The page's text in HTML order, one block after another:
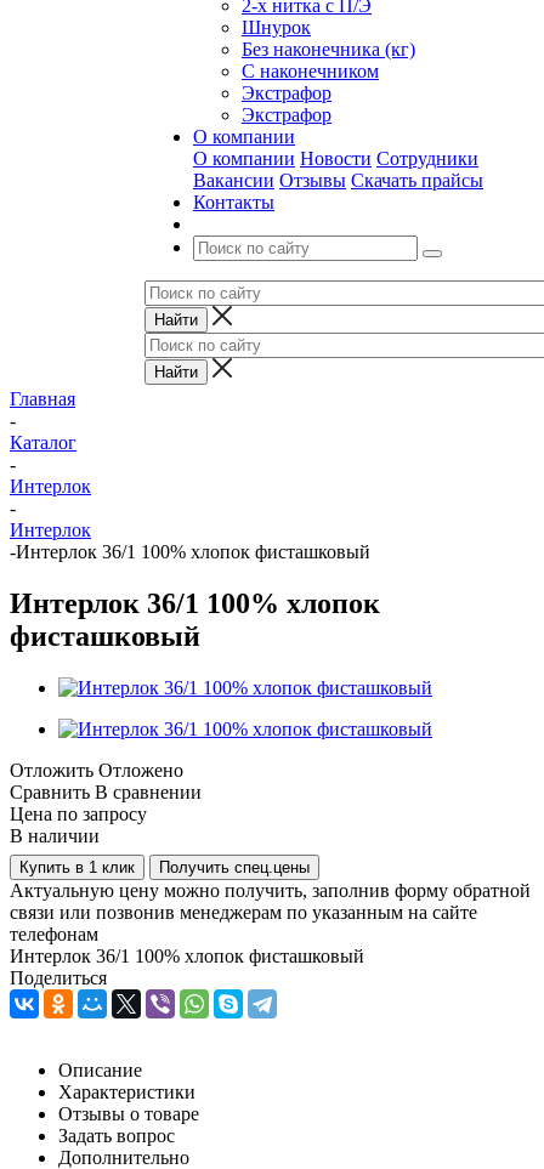
2-х нитка с П/Э
Шнурок
Без наконечника (кг)
С наконечником
Экстрафор
Экстрафор
О компании
О компании Новости Сотрудники
Вакансии Отзывы Скачать прайсы
Контакты
Главная
-
Каталог
-
Интерлок
-
Интерлок
-Интерлок 36/1 100% хлопок фисташковый
Интерлок 36/1 100% хлопок
фисташковый
Отложить Отложено
Сравнить В сравнении
Цена по запросу
В наличии
Купить в 1 клик Получить спец.цены
Актуальную цену можно получить, заполнив форму обратной
связи или позвонив менеджерам по указанным на сайте
телефонам
Интерлок 36/1 100% хлопок фисташковый
Поделиться
Описание
Характеристики
Отзывы о товаре
Задать вопрос
Дополнительно